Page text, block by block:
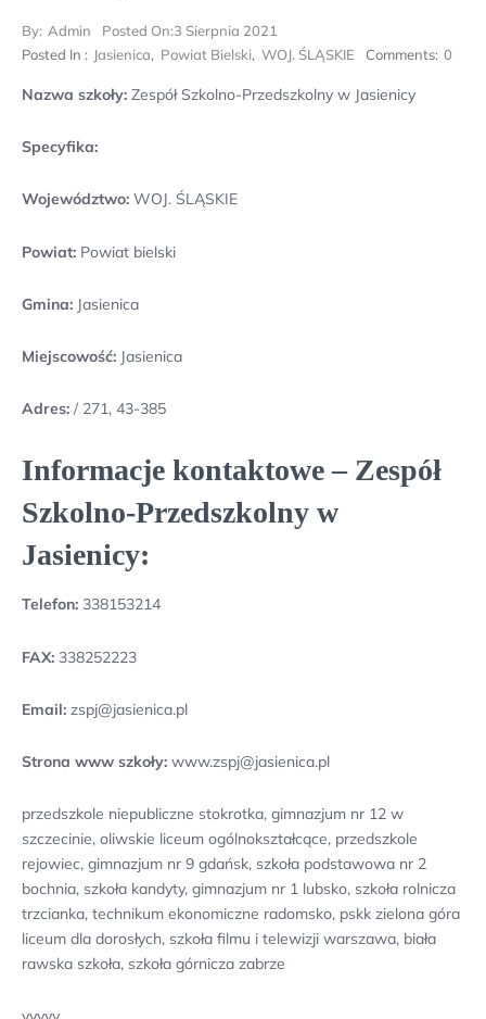
By: Admin Posted On:3 Sierpnia 2021
Posted In : Jasienica, Powiat Bielski, WOJ. ŚLĄSKIE Comments: 0
Nazwa szkoły: Zespół Szkolno-Przedszkolny w Jasienicy
Specyfika:
Województwo: WOJ. ŚLĄSKIE
Powiat: Powiat bielski
Gmina: Jasienica
Miejscowość: Jasienica
Adres: / 271, 43-385
Informacje kontaktowe – Zespół
Szkolno-Przedszkolny w
Jasienicy:
Telefon: 338153214
FAX: 338252223
Email: zspj@jasienica.pl
Strona www szkoły: www.zspj@jasienica.pl
przedszkole niepubliczne stokrotka, gimnazjum nr 12 w
szczecinie, oliwskie liceum ogólnokształcące, przedszkole
rejowiec, gimnazjum nr 9 gdańsk, szkoła podstawowa nr 2
bochnia, szkoła kandyty, gimnazjum nr 1 lubsko, szkoła rolnicza
trzcianka, technikum ekonomiczne radomsko, pskk zielona góra
liceum dla dorosłych, szkoła filmu i telewizji warszawa, biała
rawska szkoła, szkoła górnicza zabrze